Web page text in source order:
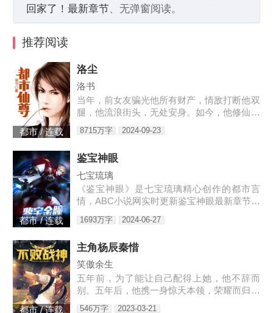
回家了！最新章节、无弹窗阅读。
推荐阅读
都市 / 连载
洛尘
洛书
当年，前女友骗光他所有财产，情敌打断他双
腿，他流浪街头，无处安身。如今，他修仙归
来，一人可挡千万敌！
8715万字 2024-09-23
都市 / 连载
鉴宝神眼
七宝琉璃
《鉴宝神眼》是七宝琉璃精心创作的都市言
情，ABC小说网实时更新鉴宝神眼最新章节并
论，并不代表ABC小说网赞同或者支持鉴宝神
1693万字 2024-06-27
都市 / 连载
主角杨辰秦惜
笑傲余生
五年前，为了能让自己配得上她，他不辞而
别。五年后，他携一身惊天本领，荣耀而归，
只是归来之时，竟发现自己多了一个女儿。3
546万字 2023-03-21